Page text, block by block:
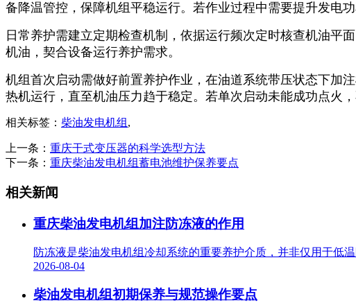
备降温管控，保障机组平稳运行。若作业过程中需要提升发电
日常养护需建立定期检查机制，依据运行频次定时核查机油平
机油，契合设备运行养护需求。
机组首次启动需做好前置养护作业，在油道系统带压状态下加
热机运行，直至机油压力趋于稳定。若单次启动未能成功点火
相关标签： 柴油发电机组 ,
上一条： 重庆干式变压器的科学选型方法
下一条： 重庆柴油发电机组蓄电池维护保养要点
相关新闻
重庆柴油发电机组加注防冻液的作用
防冻液是柴油发电机组冷却系统的重要养护介质，并非仅用于低
2026-08-04
柴油发电机组初期保养与规范操作要点